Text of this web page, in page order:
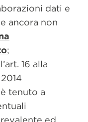
dati e
ancora non
;
16 alla
tenuto a
ed